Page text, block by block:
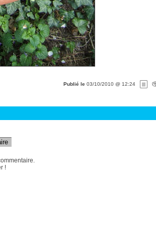
Publié le 03/10/2010 @ 12:24
!